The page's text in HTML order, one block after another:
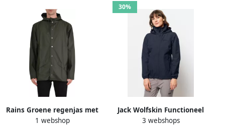
Rains Groene regenjas met
verstelbare chetten Beige
1 webshop
30%
Jack Wolfskin Functioneel
jack STORMY POINT 2L JKT
3 webshops